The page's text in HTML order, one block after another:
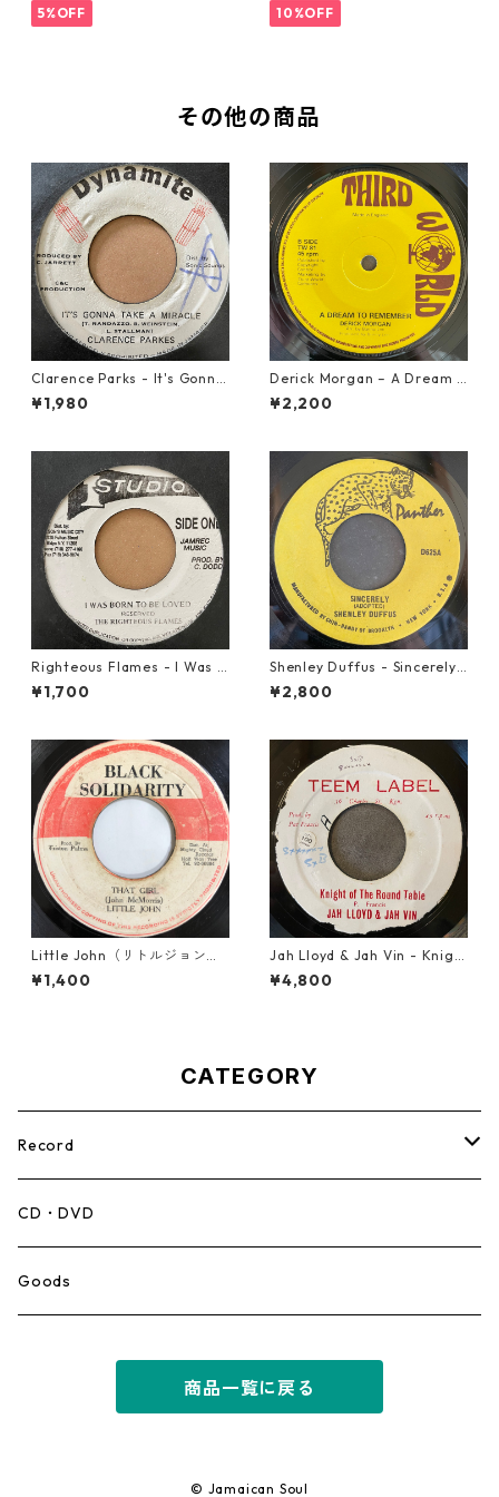
5%OFF 10%OFF
その他の商品
Clarence Parks - It's Gonna
Take A Miracle【7-21096】
¥1,980
Derick Morgan – A Dream T
o Remember【7-21824】
¥2,200
Righteous Flames - I Was B
orn To Be Loved【7-21191】
¥1,700
Shenley Duffus - Sincerely
【7-22021】
¥2,800
Little John（リトルジョン）
- That Girl 【7-20045】
¥1,400
Jah Lloyd & Jah Vin - Knigh
t Of The Round Table【7-21
908】
¥4,800
CATEGORY
Record
Mento,Calypso,Ballad
Ska
CD・DVD
Goods
商品一覧に戻る
© Jamaican Soul